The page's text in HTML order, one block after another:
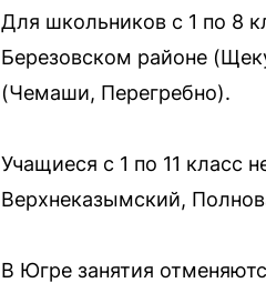
Для школьников с 1 по 8
Березовском районе
(Чемаши, Перегребно).
Учащиеся с 1 по 11 класс
Верхнеказымский,
В Югре занятия